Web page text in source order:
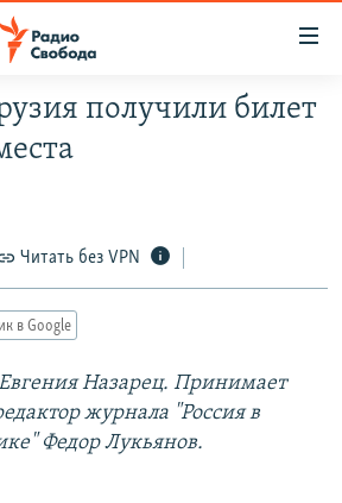
получили билет
Читать без VPN
в Google
Назарец. Принимает
журнала "Россия в
Федор Лукьянов.